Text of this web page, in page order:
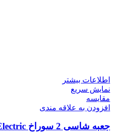
اطلاعات بیشتر
نمایش سریع
مقايسه
افزودن به علاقه مندی
جعبه شاسی 2 سوراخ TP Electric